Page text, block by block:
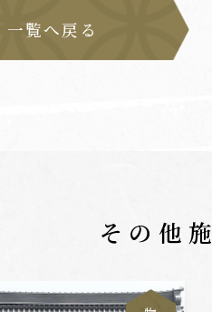
一覧へ戻る
その他